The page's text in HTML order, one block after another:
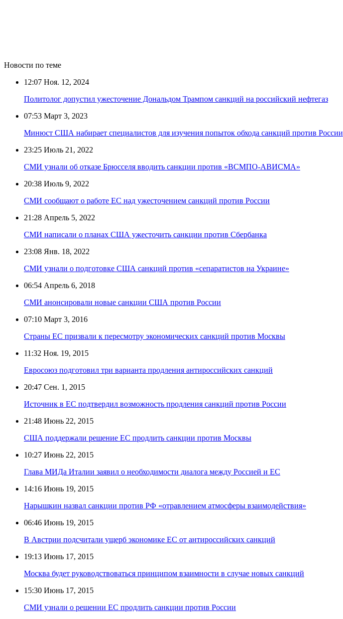
Новости по теме
12:07 Ноя. 12, 2024
Политолог допустил ужесточение Дональдом Трампом санкций на российский нефтегаз
07:53 Март 3, 2023
Минюст США набирает специалистов для изучения попыток обхода санкций против России
23:25 Июль 21, 2022
СМИ узнали об отказе Брюсселя вводить санкции против «ВСМПО-АВИСМА»
20:38 Июль 9, 2022
СМИ сообщают о работе ЕС над ужесточением санкций против России
21:28 Апрель 5, 2022
СМИ написали о планах США ужесточить санкции против Сбербанка
23:08 Янв. 18, 2022
СМИ узнали о подготовке США санкций против «сепаратистов на Украине»
06:54 Апрель 6, 2018
СМИ анонсировали новые санкции США против России
07:10 Март 3, 2016
Страны ЕС призвали к пересмотру экономических санкций против Москвы
11:32 Ноя. 19, 2015
Евросоюз подготовил три варианта продления антироссийских санкций
20:47 Сен. 1, 2015
Источник в ЕС подтвердил возможность продления санкций против России
21:48 Июнь 22, 2015
США поддержали решение ЕС продлить санкции против Москвы
10:27 Июнь 22, 2015
Глава МИДа Италии заявил о необходимости диалога между Россией и ЕС
14:16 Июнь 19, 2015
Нарышкин назвал санкции против РФ «отравлением атмосферы взаимодействия»
06:46 Июнь 19, 2015
В Австрии подсчитали ущерб экономике ЕС от антироссийских санкций
19:13 Июнь 17, 2015
Москва будет руководствоваться принципом взаимности в случае новых санкций
15:30 Июнь 17, 2015
СМИ узнали о решении ЕС продлить санкции против России